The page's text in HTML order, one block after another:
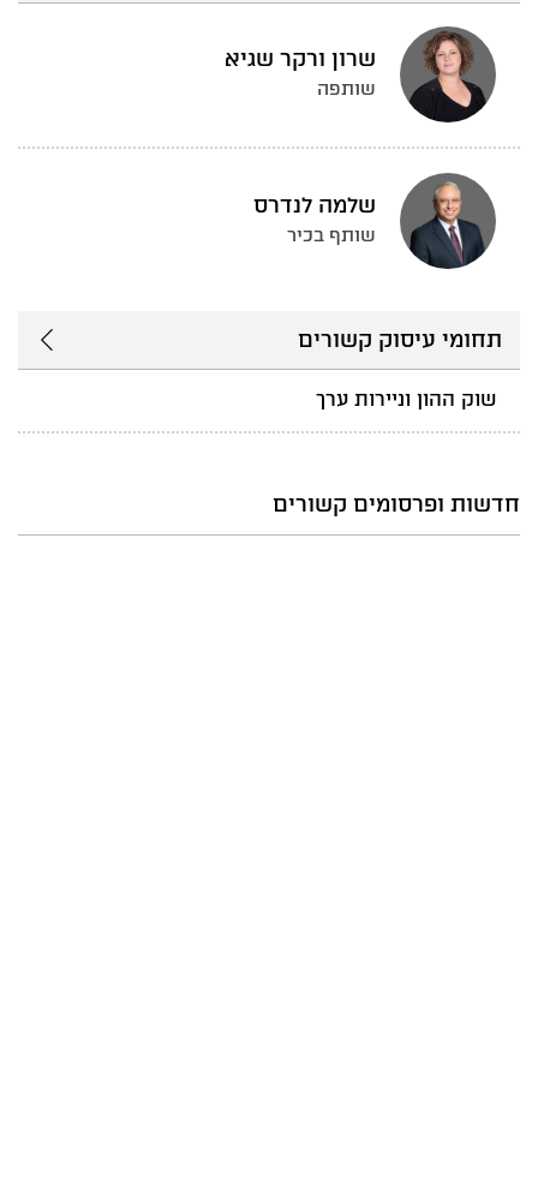
שרון ורקר שגיא
שותפה
שלמה לנדרס
שותף בכיר
תחומי עיסוק קשורים
שוק ההון וניירות ערך
חדשות ופרסומים קשורים